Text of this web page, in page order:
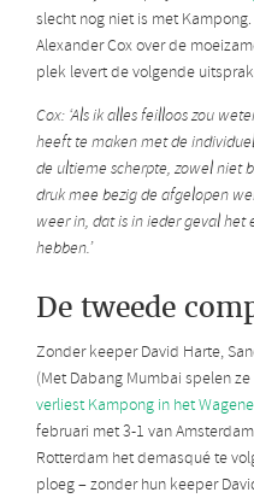
slecht nog niet is met
Alexander Cox over de
plek levert de volgende
Cox: ‘Als ik alles feilloos zou
heeft te maken met de
de ultieme scherpte, zowel niet
druk mee bezig de afgelopen
weer in, dat is in ieder geval
hebben.’
De tweede
Zonder keeper David Harte,
(Met Dabang Mumbai spelen
verliest Kampong in het
februari met 3-1 van
Rotterdam het demasqué te
ploeg – zonder hun keeper